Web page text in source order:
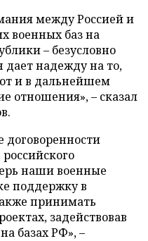
между Россией и
военных баз на
– безусловно
надежду на то,
и в дальнейшем
отношения», – сказал
договоренности
наши военные
поддержку в
принимать
задействовав
базах РФ», –